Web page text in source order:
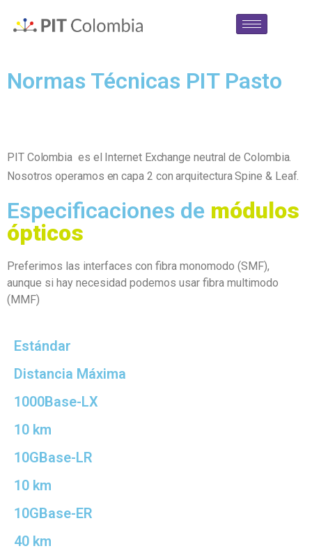
Normas Técnicas PIT Pasto
PIT Colombia es el Internet Exchange neutral de Colombia.
Nosotros operamos en capa 2 con arquitectura Spine & Leaf.
Especificaciones de módulos
ópticos
Preferimos las interfaces con fibra monomodo (SMF),
aunque si hay necesidad podemos usar fibra multimodo
(MMF)
Estándar
Distancia Máxima
1000Base-LX
10 km
10GBase-LR
10 km
10GBase-ER
40 km